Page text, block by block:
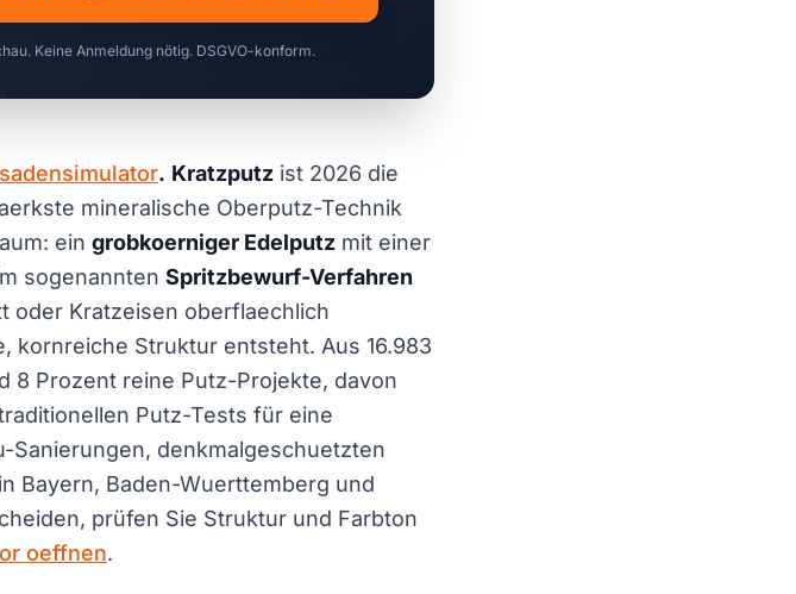
Keine Anmeldung nötig. DSGVO-konform.
. Kratzputz ist 2026 die
mineralische Oberputz-Technik
ein grobkoerniger Edelputz mit einer
sogenannten Spritzbewurf-Verfahren
oder Kratzeisen oberflaechlich
kornreiche Struktur entsteht. Aus 16.983
8 Prozent reine Putz-Projekte, davon
Putz-Tests für eine
Sanierungen, denkmalgeschuetzten
Bayern, Baden-Wuerttemberg und
prüfen Sie Struktur und Farbton
oeffnen.